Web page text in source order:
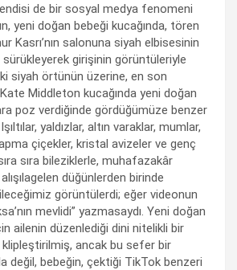
de bir sosyal medya fenomeni
yeni doğan bebeği kucağında, tören
Kasrı’nın salonuna siyah elbisesinin
girişinin görüntüleriyle
siyah örtünün üzerine, en son
Middleton kucağında yeni doğan
poz verdiğinde gördüğümüze benzer
yaldızlar, altın varaklar, mumlar,
çiçekler, kristal avizeler ve genç
sıra bileziklerle, muhafazakâr
düğünlerden birinde
görüntülerdi; eğer videonun
mevlidi” yazmasaydı. Yeni doğan
ailenin düzenlediği dini nitelikli bir
ancak bu sefer bir
değil, bebeğin, çektiği TikTok benzeri